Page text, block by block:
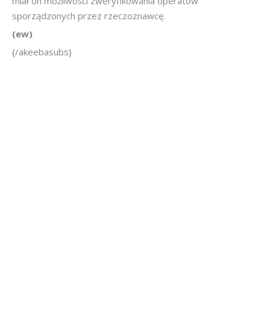
sporządzonych przez rzeczoznawcę.
(ew)
{/akeebasubs}